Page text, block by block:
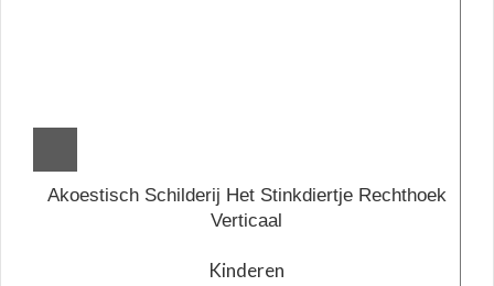
Akoestisch Schilderij Het Stinkdiertje Rechthoek
Verticaal
Kinderen